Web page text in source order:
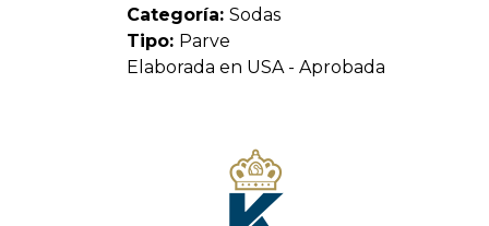
Categoría: Sodas
Tipo: Parve
Elaborada en USA - Aprobada